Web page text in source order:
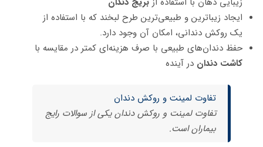
ایجاد زیباترین و طبیعی‌ترین طرح لبخند که با استفاده از
یک روکش دندانی، امکان آن وجود دارد.
حفظ دندان‌های طبیعی با صرف هزینه‌ای کمتر در مقایسه با
کاشت دندان در آینده
تفاوت لمینت و روکش دندان
تفاوت لمینت و روکش دندان یکی از سوالات رایج
بیماران است.